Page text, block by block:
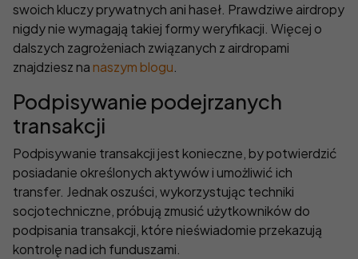
swoich kluczy prywatnych ani haseł. Prawdziwe airdropy
nigdy nie wymagają takiej formy weryfikacji. Więcej o
dalszych zagrożeniach związanych z airdropami
znajdziesz nanaszym blogu.
Podpisywanie podejrzanych
transakcji
Podpisywanie transakcji jest konieczne, by potwierdzić
posiadanie określonych aktywów i umożliwić ich
transfer. Jednak oszuści, wykorzystując techniki
socjotechniczne, próbują zmusić użytkowników do
podpisania transakcji, które nieświadomie przekazują
kontrolę nad ich funduszami.